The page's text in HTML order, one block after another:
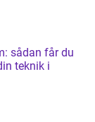
sådan får du
teknik i